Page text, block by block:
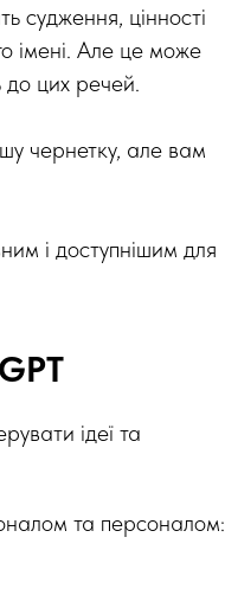
судження, цінності
імені. Але це може
цих речей.
чернетку, але вам
і доступнішим для
ідеї та
та персоналом: